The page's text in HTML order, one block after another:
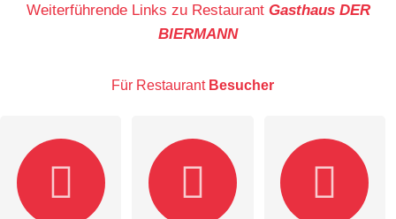
Weiterführende Links zu Restaurant Gasthaus DER
BIERMANN
Für Restaurant Besucher